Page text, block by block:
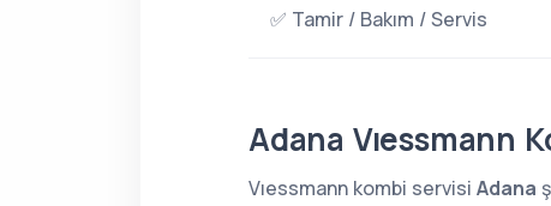
✅ Tamir / Bakım / Servis
Adana Vıessmann
Vıessmann kombi servisi Adana